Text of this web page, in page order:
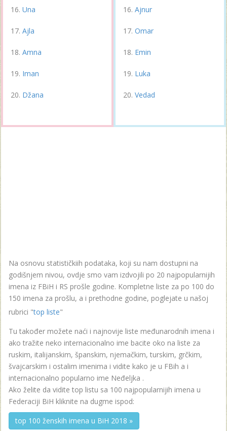
Una
Ajla
Amna
Iman
Džana
Ajnur
Omar
Emin
Luka
Vedad
Na osnovu statističkiih podataka, koji su nam dostupni na
godišnjem nivou, ovdje smo vam izdvojili po 20 najpopularnijih
imena iz FBiH i RS prošle godine. Kompletne liste za po 100 do
150 imena za prošlu, a i prethodne godine, poglejate u našoj
rubrici "top liste"
Tu također možete naći i najnovije liste međunarodnih imena i
ako tražite neko internacionalno ime bacite oko na liste za
ruskim, italijanskim, španskim, njemačkim, turskim, grčkim,
švajcarskim i ostalim imenima i vidite kako je u FBih a i
internacionalno popularno ime Neđeljka .
Ako želite da vidite top listu sa 100 najpopularnijih imena u
Federaciji BiH kliknite na dugme ispod:
top 100 ženskih imena u BiH 2018 »